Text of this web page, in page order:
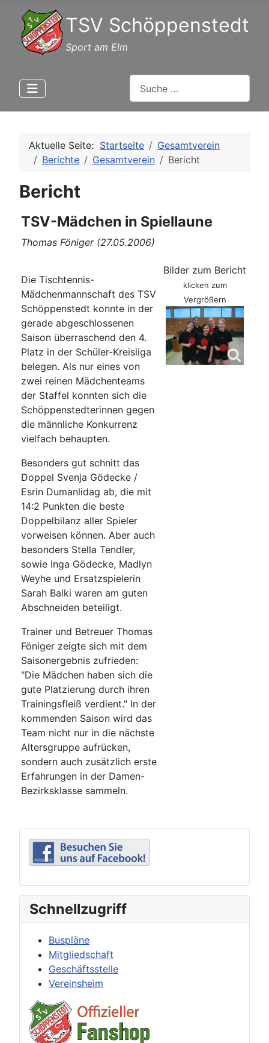
TSV Schöppenstedt
Sport am Elm
Aktuelle Seite: Startseite
Gesamtverein
Berichte
Gesamtverein Bericht
Bericht
TSV-Mädchen in Spiellaune
Thomas Föniger (27.05.2006)
Die Tischtennis-
Mädchenmannschaft des TSV
Schöppenstedt konnte in der
gerade abgeschlossenen
Saison überraschend den 4.
Platz in der Schüler-Kreisliga
belegen. Als nur eines von
zwei reinen Mädchenteams
der Staffel konnten sich die
Schöppenstedterinnen gegen
die männliche Konkurrenz
vielfach behaupten.
Besonders gut schnitt das
Doppel Svenja Gödecke /
Esrin Dumanlidag ab, die mit
14:2 Punkten die beste
Doppelbilanz aller Spieler
vorweisen können. Aber auch
besonders Stella Tendler,
sowie Inga Gödecke, Madlyn
Weyhe und Ersatzspielerin
Sarah Balki waren am guten
Abschneiden beteiligt.
Trainer und Betreuer Thomas
Föniger zeigte sich mit dem
Saisonergebnis zufrieden:
"Die Mädchen haben sich die
gute Platzierung durch ihren
Trainingsfleiß verdient." In der
kommenden Saison wird das
Team nicht nur in die nächste
Altersgruppe aufrücken,
sondern auch zusätzlich erste
Erfahrungen in der Damen-
Bezirksklasse sammeln.
Bilder zum Bericht
klicken zum
Vergrößern
Schnellzugriff
Buspläne
Mitgliedschaft
Geschäftsstelle
Vereinsheim